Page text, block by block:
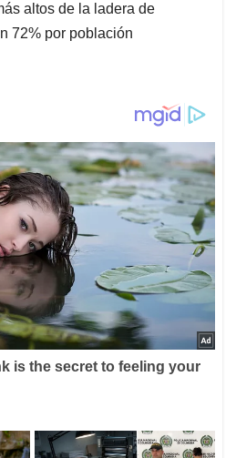
altos de la ladera de
72% por población